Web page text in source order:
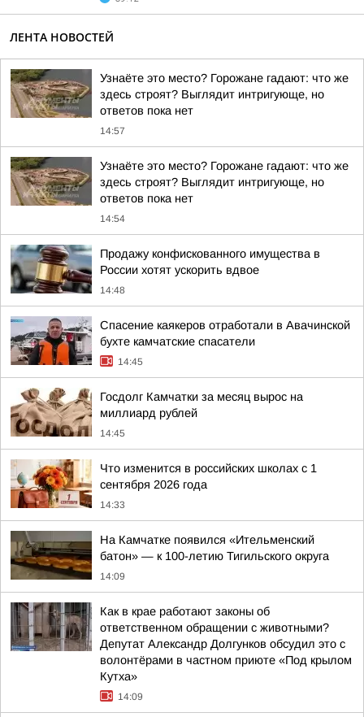
ЛЕНТА НОВОСТЕЙ
Узнаёте это место? Горожане гадают: что же
здесь строят? Выглядит интригующе, но
ответов пока нет
14:57
Узнаёте это место? Горожане гадают: что же
здесь строят? Выглядит интригующе, но
ответов пока нет
14:54
Продажу конфискованного имущества в
России хотят ускорить вдвое
14:48
Спасение каякеров отработали в Авачинской
бухте камчатские спасатели
14:45
Госдолг Камчатки за месяц вырос на
миллиард рублей
14:45
Что изменится в российских школах с 1
сентября 2026 года
14:33
На Камчатке появился «Ительменский
батон» — к 100-летию Тигильского округа
14:09
Как в крае работают законы об
ответственном обращении с животными?
Депутат Александр Долгунков обсудил это с
волонтёрами в частном приюте «Под крылом
Кутха»
14:09